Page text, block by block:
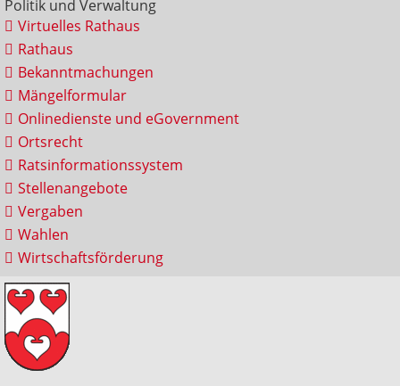
Politik und Verwaltung
Virtuelles Rathaus
Rathaus
Bekanntmachungen
Mängelformular
Onlinedienste und eGovernment
Ortsrecht
Ratsinformationssystem
Stellenangebote
Vergaben
Wahlen
Wirtschaftsförderung